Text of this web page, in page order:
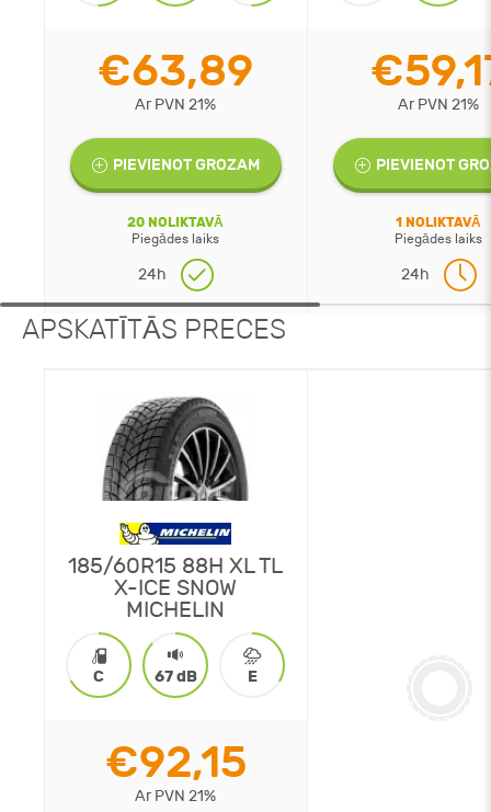
€63,89
Ar PVN 21%
PIEVIENOT GROZAM
20 NOLIKTAVĀ
Piegādes laiks
24h
Ar PVN 21%
PIEVIENOT
1 NOLIKTAVĀ
Piegādes laiks
24h
APSKATĪTĀS PRECES
185/60R15 88H XL TL
X-ICE SNOW
MICHELIN
C 67 dB E
€92,15
Ar PVN 21%